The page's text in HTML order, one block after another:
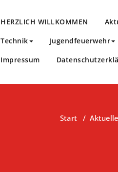
HERZLICH WILLKOMMEN
Technik Jugendfeuerwehr
Impressum
Start /